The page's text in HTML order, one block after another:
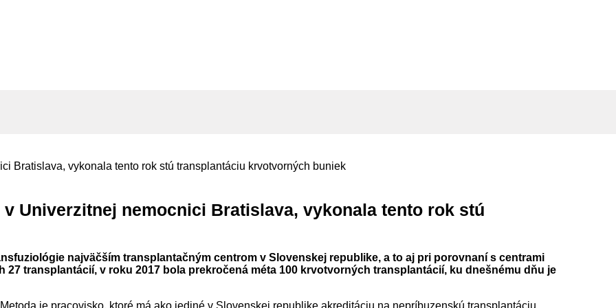
Univerzitnej nemocnici Bratislava, vykonala tento rok stú
najväčším transplantačným centrom v Slovenskej republike, a to aj pri porovnaní s centrami
transplantácií, v roku 2017 bola prekročená méta 100 krvotvorných transplantácií, ku dnešnému dňu je
je pracovisko, ktoré má ako jediné v Slovenskej republike akreditáciu na nepríbuzenskú transplantáciu